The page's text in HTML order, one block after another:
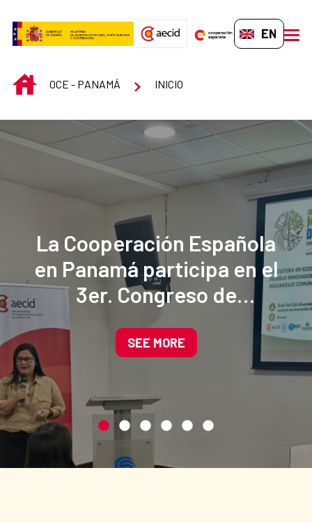
EN-GB
INICIOOCE - PANAMÁ INICIO
La Cooperación Española
en Panamá participa en el
3er. Congreso de
Manglares de América
impulsando soluciones
basadas en la naturaleza
SEE MORE